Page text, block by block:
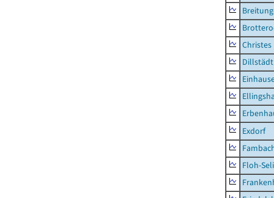
Christes
Dillstädt
Exdorf
Floh-